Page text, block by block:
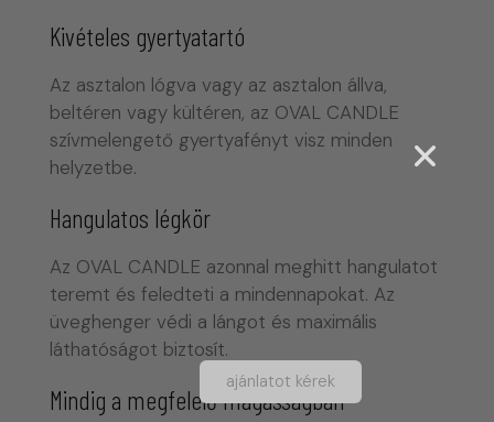
Kivételes gyertyatartó
Az asztalon lógva vagy az asztalon állva,
beltéren vagy kültéren, az OVAL CANDLE
szívmelengető gyertyafényt visz minden
helyzetbe.
Hangulatos légkör
Az OVAL CANDLE azonnal meghitt hangulatot
teremt és feledteti a mindennapokat. Az
üveghenger védi a lángot és maximális
láthatóságot biztosít.
Mindig a megfelelő magasságban
ajánlatot kérek